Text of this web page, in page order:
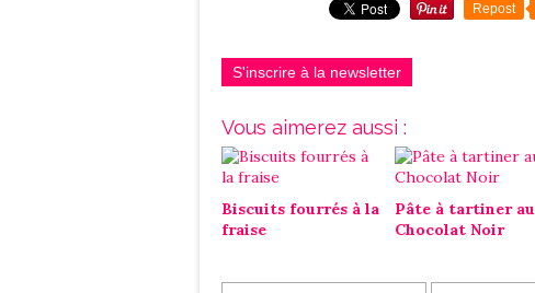
Repost
S'inscrire à la newsletter
Vous aimerez aussi :
Biscuits fourrés à la
fraise
Pâte à tartiner au
Chocolat Noir